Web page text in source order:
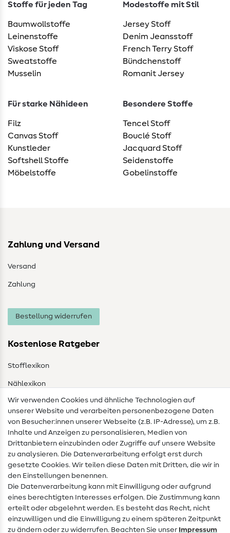
Stoffe für jeden Tag
Baumwollstoffe
Leinenstoffe
Viskose Stoff
Sweatstoffe
Musselin
Modestoffe mit Stil
Jersey Stoff
Denim Jeansstoff
French Terry Stoff
Bündchenstoff
Romanit Jersey
Für starke Nähideen
Filz
Canvas Stoff
Kunstleder
Softshell Stoffe
Möbelstoffe
Besondere Stoffe
Tencel Stoff
Bouclé Stoff
Jacquard Stoff
Seidenstoffe
Gobelinstoffe
Zahlung und Versand
Versand
Zahlung
Bestellung widerrufen
Kostenlose Ratgeber
Stofflexikon
Nählexikon
Nähanleitungen
Hilfe & Kontakt
Kontakt
Infos zum Betreiberwechsel
Widerrufsrecht
Beliebt
Wir verwenden Cookies und ähnliche Technologien auf
unserer Website und verarbeiten personenbezogene Daten
von Besucher:innen unserer Webseite (z.B. IP-Adresse), um z.B.
Inhalte und Anzeigen zu personalisieren, Medien von
Drittanbietern einzubinden oder Zugriffe auf unsere Website
zu analysieren. Die Datenverarbeitung erfolgt erst durch
gesetzte Cookies. Wir teilen diese Daten mit Dritten, die wir in
den Einstellungen benennen.
Die Datenverarbeitung kann mit Einwilligung oder aufgrund
eines berechtigten Interesses erfolgen. Die Zustimmung kann
erteilt oder abgelehnt werden. Es besteht das Recht, nicht
einzuwilligen und die Einwilligung zu einem späteren Zeitpunkt
zu ändern oder zu widerrufen. Beachten Sie unser Impressum